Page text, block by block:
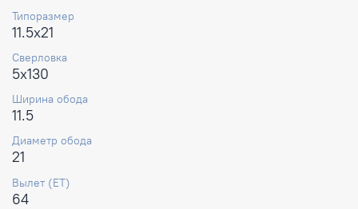
Типоразмер
11.5x21
Сверловка
5x130
Ширина обода
11.5
Диаметр обода
21
Вылет (ET)
64